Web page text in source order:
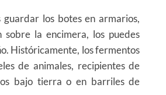
guardar los botes en armarios,
sobre la encimera, los puedes
Históricamente, los fermentos
de animales, recipientes de
bajo tierra o en barriles de